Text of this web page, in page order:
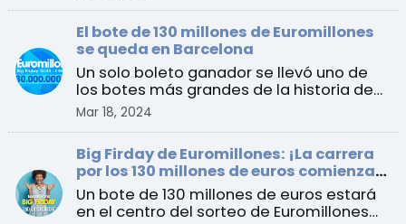
El bote de 130 millones de Euromillones
se queda en Barcelona
Un solo boleto ganador se llevó uno de
los botes más grandes de la historia de
España al ganar e ...
Mar 18, 2024
Big Firday de Euromillones: ¡La carrera
por los 130 millones de euros comienza
este viernes!
Un bote de 130 millones de euros estará
en el centro del sorteo de Euromillones